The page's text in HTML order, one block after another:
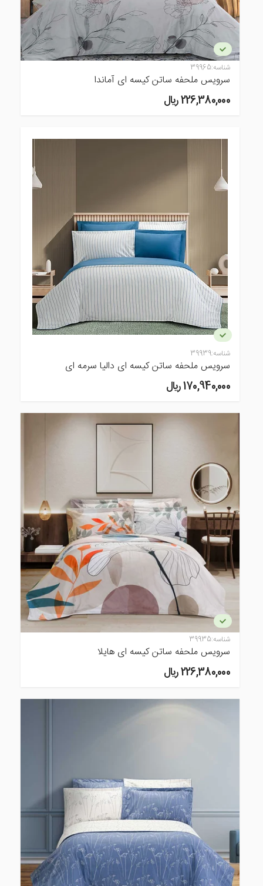
شناسه:39965
سرویس ملحفه ساتن کیسه ای آماندا
226,380,000 ريال
شناسه:39939
سرویس ملحفه ساتن کیسه ای دالیا سرمه ای
170,940,000 ريال
شناسه:39935
سرویس ملحفه ساتن کیسه ای هایلا
226,380,000 ريال